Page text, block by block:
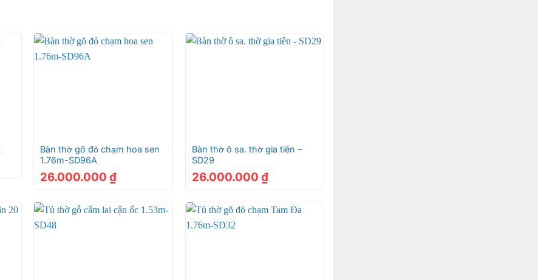
Bàn thờ gõ đỏ chạm hoa sen
1.76m-SD96A
26.000.000₫
Bàn thờ ô sa. thờ gia tiên –
SD29
26.000.000 ₫